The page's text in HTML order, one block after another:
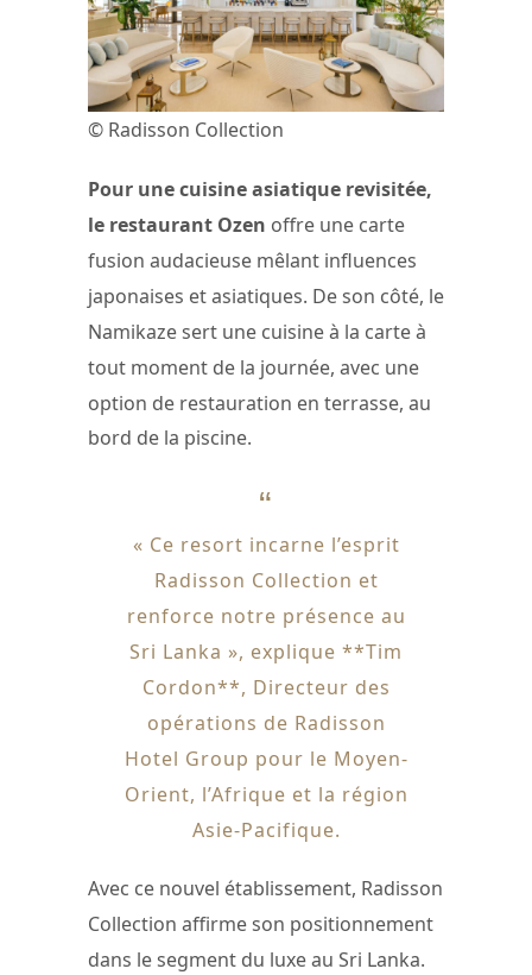
© Radisson Collection
Pour une cuisine asiatique revisitée,
le restaurant Ozen offre une carte
fusion audacieuse mêlant influences
japonaises et asiatiques. De son côté, le
Namikaze sert une cuisine à la carte à
tout moment de la journée, avec une
option de restauration en terrasse, au
bord de la piscine.
« Ce resort incarne l’esprit
Radisson Collection et
renforce notre présence au
Sri Lanka », explique **Tim
Cordon**, Directeur des
opérations de Radisson
Hotel Group pour le Moyen-
Orient, l’Afrique et la région
Asie-Pacifique.
Avec ce nouvel établissement, Radisson
Collection affirme son positionnement
dans le segment du luxe au Sri Lanka.